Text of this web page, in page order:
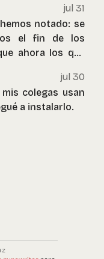
jul 31
notado: se
el fin de los
ahora los que
jul 30
colegas usan
a instalarlo.